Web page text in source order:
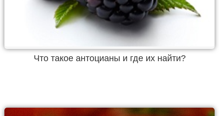
Что такое антоцианы и где их найти?